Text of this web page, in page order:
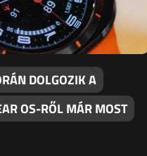
DOLGOZIK A
OS-RŐL MÁR MOST